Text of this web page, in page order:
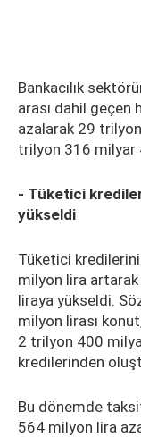
Bankacılık
arası dahil
azalarak 29
trilyon 316 milyar
- Tüketici
yükseldi
Tüketici
milyon lira
liraya yükseldi.
milyon lirası
2 trilyon 400
kredilerinden
Bu dönemde
564 milyon lira